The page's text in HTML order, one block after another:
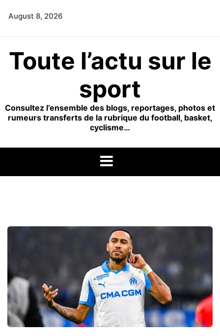
August 8, 2026
Toute l’actu sur le
sport
Consultez l’ensemble des blogs, reportages, photos et
rumeurs transferts de la rubrique du football, basket,
cyclisme…